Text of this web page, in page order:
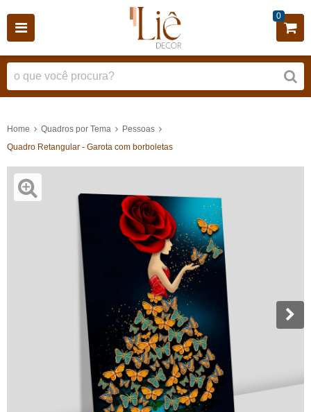
0
Home Quadros por Tema
Pessoas
Quadro Retangular - Garota com borboletas